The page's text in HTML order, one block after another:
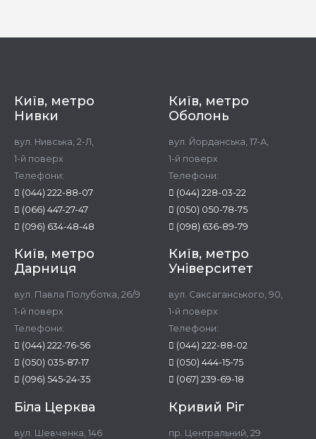
Київ, метро
Нивки
вул. Нивська, 2-Л,
1-й поверх
Телефони:
(044) 222-88-07
(066) 447-27-47
(096) 634-48-48
Київ, метро
Оболонь
вул. Йорданська, 17-А,
1-й поверх
Телефони:
(044) 228-03-22
(050) 050-78-75
(098) 636-89-79
Київ, метро
Дарниця
вул. Павла Полуботка, 26/9
1-й поверх
Телефони:
(044) 222-76-56
(050) 035-87-17
(096) 545-24-35
Київ, метро
Університет
вул. Саксаганського, 90,
1-й поверх
Телефони:
(044) 222-88-02
(050) 444-15-75
(067) 239-69-18
Біла Церква
вул. Шевченка, 146
Кривий Ріг
пр. Центральний, 29